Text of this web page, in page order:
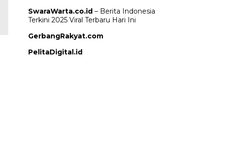
SwaraWarta.co.id – Berita Indonesia
Terkini 2025 Viral Terbaru Hari Ini
GerbangRakyat.com
PelitaDigital.id